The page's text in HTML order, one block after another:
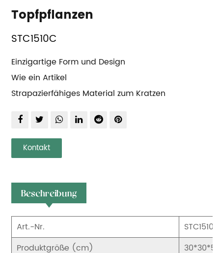
Topfpflanzen
STC1510C
Einzigartige Form und Design
Wie ein Artikel
Strapazierfähiges Material zum Kratzen
Kontakt
Beschreibung
Art.-Nr.
STC1510C
Produktgröße (cm)